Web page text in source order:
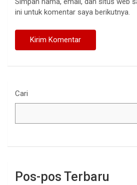
ini untuk komentar saya berikutnya.
Cari
Pos-pos Terbaru